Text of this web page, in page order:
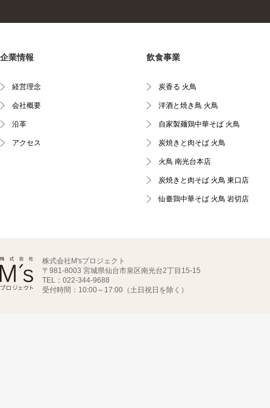
企業情報
経営理念
会社概要
沿革
アクセス
飲食事業
炭香る 火鳥
洋酒と焼き鳥 火鳥
自家製麺鶏中華そば 火鳥
炭焼きと肉そば 火鳥
火鳥 南光台本店
炭焼きと肉そば 火鳥 東口店
仙臺鶏中華そば 火鳥 岩切店
株式会社M'sプロジェクト
〒981-8003 宮城県仙台市泉区南光台2丁目15-15
TEL：022-344-9688
受付時間：10:00～17:00（土日祝日を除く）